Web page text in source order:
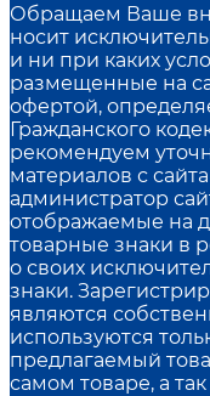
Обращаем Ваше
носит
и ни при каких
размещенные на
офертой,
Гражданского
рекомендуем
материалов с
администратор
отображаемые на
товарные знаки в
о своих
знаки.
являются
используются
предлагаемый
самом товаре, а